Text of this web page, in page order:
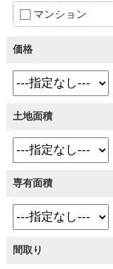
マンション
価格
土地面積
専有面積
間取り